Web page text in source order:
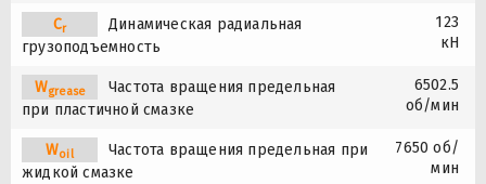
Cr
Динамическая радиальная
грузоподъемность
123
кН
Wgrease
Частота вращения предельная
при пластичной смазке
6502.5
об/мин
Woil
Частота вращения предельная при
жидкой смазке
7650 об/
мин